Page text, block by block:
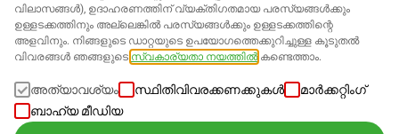
Amazon-നുള്ള പരിഹാരങ്ങൾ
മലയാളം
വിലാസങ്ങൾ), ഉദാഹരണത്തിന് വ്യക്തിഗതമായ പരസ്യങ്ങൾക്കും
ഉള്ളടക്കത്തിനും അല്ലെങ്കിൽ പരസ്യങ്ങൾക്കും ഉള്ളടക്കത്തിന്റെ
അളവിനും. നിങ്ങളുടെ ഡാറ്റയുടെ ഉപയോഗത്തെക്കുറിച്ചുള്ള കൂടുതൽ
വിവരങ്ങൾ ഞങ്ങളുടെ സ്വകാര്യതാ നയത്തിൽ കണ്ടെത്താം.
അത്യാവശ്യം സ്ഥിതിവിവരക്കണക്കുകൾ
മാർക്കറ്റിംഗ്
ബാഹ്യ മീഡിയ